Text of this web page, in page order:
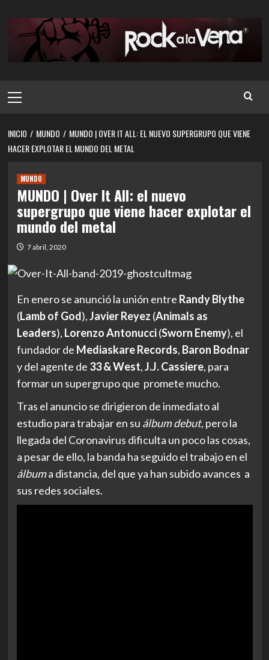
contenido
principal
INICIO MUNDO
MUNDO | OVER IT ALL: EL NUEVO SUPERGRUPO QUE VIENE
HACER EXPLOTAR EL MUNDO DEL METAL
MUNDO
MUNDO | Over It All: el nuevo
supergrupo que viene hacer explotar el
mundo del metal
7 abril, 2020
En enero se anunció la unión entre Randy Blythe
(Lamb of God),Javier Reyez (Animals as
Leaders), Lorenzo Antonucci(Sworn Enemy), el
fundador de Mediaskare Records, Baron Bodnar
y del agente de 33 & West,J.J. Cassiere, para
formar un supergrupo que promete mucho.
Tras el anuncio se dirigieron de inmediato al
estudio para trabajar en su álbum debut, pero la
llegada del Coronavirus dificulta un poco las cosas,
a pesar de ello, la banda ha seguido el trabajo en el
álbuma distancia, del que ya han subido avances a
sus redes sociales.